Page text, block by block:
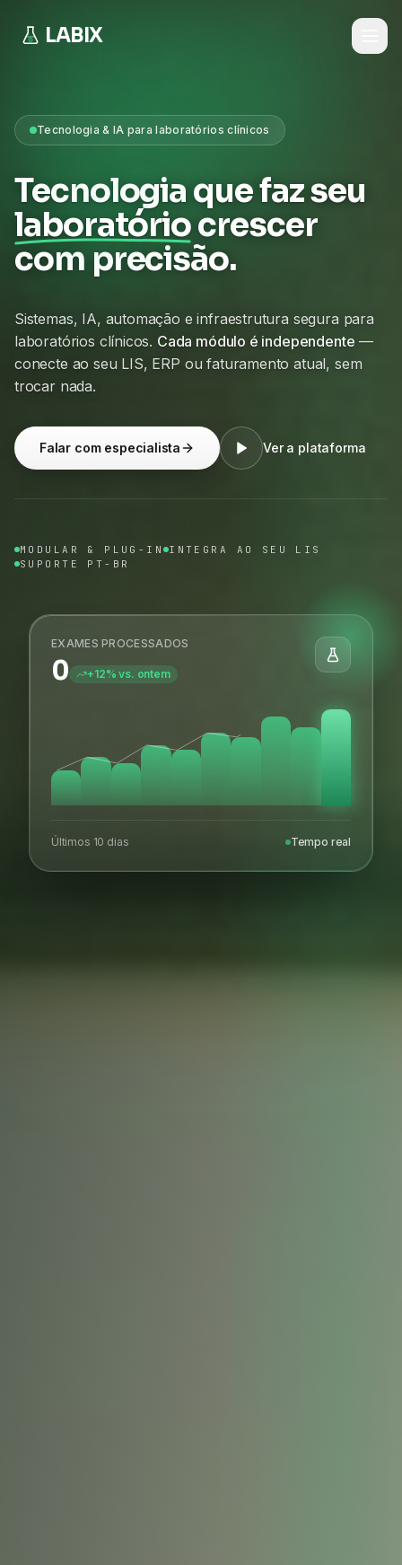
LABIX
Tecnologia & IA para laboratórios clínicos
Tecnologia que faz seu
laboratóriocrescer
com precisão.
Sistemas, IA, automação e infraestrutura segura para
laboratórios clínicos. Cada módulo é independente —
conecte ao seu LIS, ERP ou faturamento atual, sem
trocar nada.
Falar com especialista Ver a plataforma
MODULAR & PLUG-IN INTEGRA AO SEU LIS
SUPORTE PT-BR
EXAMES PROCESSADOS
0 +12% vs. ontem
Últimos 10 dias Tempo real